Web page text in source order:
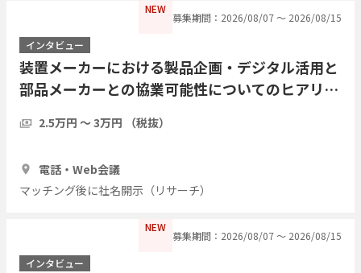
NEW
募集期間：2026/08/07 〜 2026/08/15
インタビュー
装置メーカーにおける製品企画・デジタル活用と
部品メーカーとの協業可能性についてのヒアリン
2.5万円 〜 3万円 （税抜）
電話・Web会議
マッチング後に社名開示（リサーチ）
NEW
募集期間：2026/08/07 〜 2026/08/15
インタビュー